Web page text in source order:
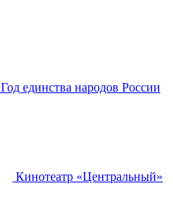
Год единства народов России
Кинотеатр «Центральный»